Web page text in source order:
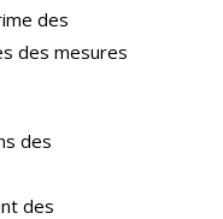
des
des mesures
des
des